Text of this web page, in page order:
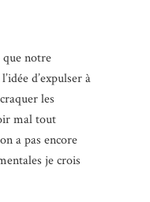
notre
d’expulser à
les
mal tout
a pas encore
je crois